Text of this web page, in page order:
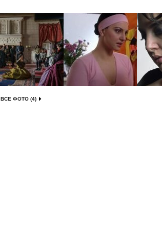
ВСЕ ФОТО (4)